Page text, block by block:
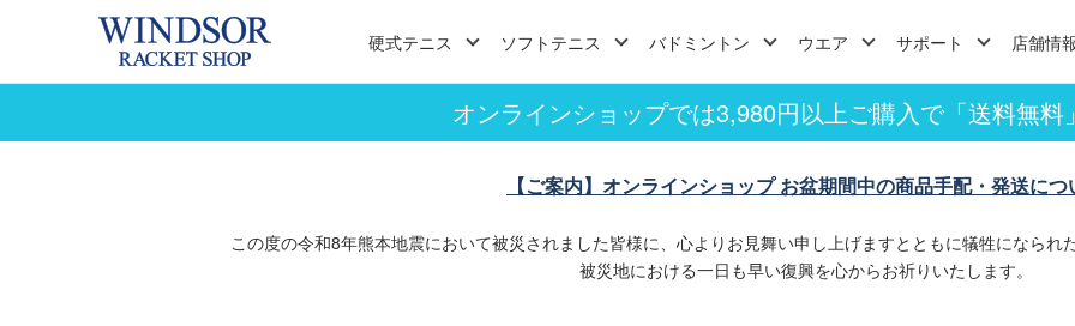
硬式テニス ソフトテニス バドミントン ウエア サポート 店舗情
オンラインショップでは3,980円以上ご購入で「送料無料
【ご案内】オンラインショップ お盆期間中の商品手配・発送につ
この度の令和8年熊本地震において被災されました皆様に、心よりお見舞い申し上げますとともに犠牲になられ
被災地における一日も早い復興を心からお祈りいたします。